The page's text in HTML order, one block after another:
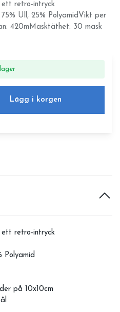
retro-intryck
Ull, 25% PolyamidVikt per
420mMasktäthet: 30 mask
Lägg i korgen
retro-intryck
Polyamid
på 10x10cm